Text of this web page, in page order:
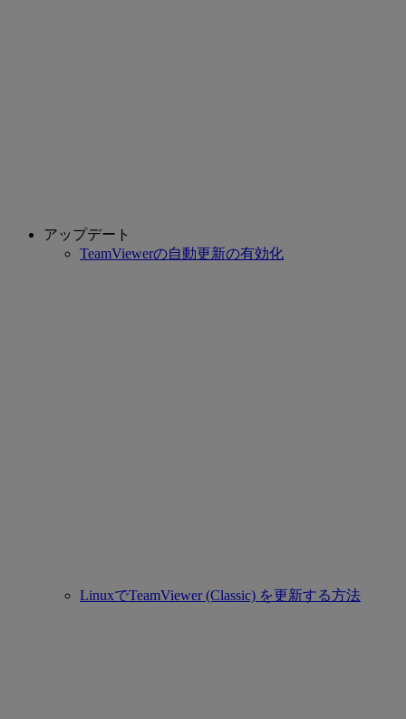
アップデート
TeamViewerの自動更新の有効化
LinuxでTeamViewer (Classic) を更新する方法